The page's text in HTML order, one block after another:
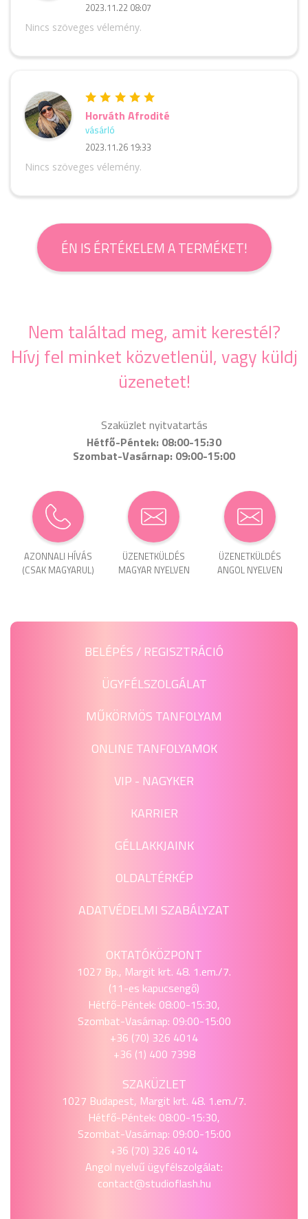
2023.11.22 08:07
Nincs szöveges vélemény.
Horváth Afrodité
vásárló
2023.11.26 19:33
Nincs szöveges vélemény.
ÉN IS ÉRTÉKELEM A TERMÉKET!
Nem találtad meg, amit kerestél?
Hívj fel minket közvetlenül, vagy küldj
üzenetet!
Szaküzlet nyitvatartás
Hétfő-Péntek: 08:00-15:30
Szombat-Vasárnap: 09:00-15:00
AZONNALI HÍVÁS
(CSAK MAGYARUL)
ÜZENET­KÜLDÉS
MAGYAR NYELVEN
ÜZENET­KÜLDÉS
ANGOL NYELVEN
BELÉPÉS / REGISZTRÁCIÓ
ÜGYFÉLSZOLGÁLAT
MŰKÖRMÖS TANFOLYAM
ONLINE TANFOLYAMOK
VIP - NAGYKER
KARRIER
GÉLLAKKJAINK
OLDALTÉRKÉP
ADATVÉDELMI SZABÁLYZAT
OKTATÓKÖZPONT
1027 Bp., Margit krt. 48. 1.em./7.
(11-es kapucsengő)
Hétfő-Péntek: 08:00-15:30,
Szombat-Vasárnap: 09:00-15:00
+36 (70) 326 4014
+36 (1) 400 7398
SZAKÜZLET
1027 Budapest, Margit krt. 48. 1.em./7.
Hétfő-Péntek: 08:00-15:30,
Szombat-Vasárnap: 09:00-15:00
+36 (70) 326 4014
Angol nyelvű ügyfélszolgálat:
contact@studioflash.hu